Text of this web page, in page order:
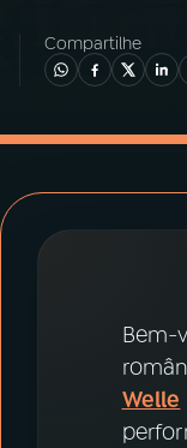
06
07ÚLTIMAS
Instagram
Compartilhe
Bem-
Welle